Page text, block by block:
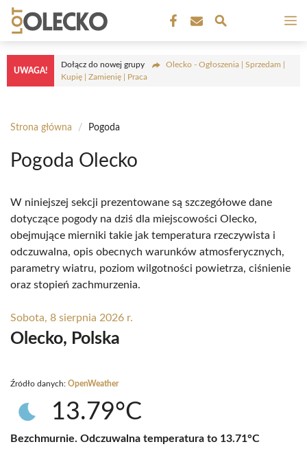
Przejdź
treści
UWAGA!
Dołącz do nowej grupy
Olecko - Ogłoszenia | Sprzedam |
Kupię | Zamienię | Praca
Strona główna / Pogoda
Pogoda Olecko
W niniejszej sekcji prezentowane są szczegółowe dane
dotyczące pogody na dziś dla miejscowości Olecko,
obejmujące mierniki takie jak temperatura rzeczywista i
odczuwalna, opis obecnych warunków atmosferycznych,
parametry wiatru, poziom wilgotności powietrza, ciśnienie
oraz stopień zachmurzenia.
Sobota, 8 sierpnia 2026 r.
Olecko, Polska
Źródło danych: OpenWeather
13.79°C
Bezchmurnie. Odczuwalna temperatura to 13.71°C